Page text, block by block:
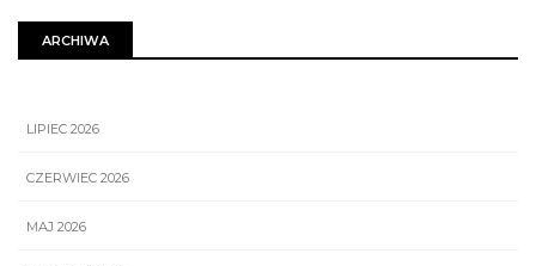
ARCHIWA
LIPIEC 2026
CZERWIEC 2026
MAJ 2026